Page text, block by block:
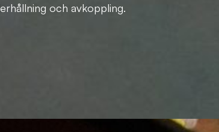
och avkoppling.